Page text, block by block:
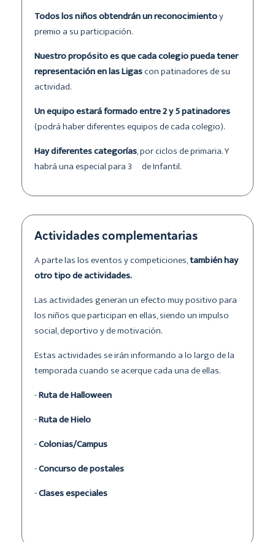
Todos los niños obtendrán un reconocimientoy
premio a su participación.
Nuestro propósito es que cada colegio pueda tener
representación en las Ligascon patinadores de su
actividad.
Un equipo estará formado entre 2 y 5 patinadores
(podrá haber diferentes equipos de cada colegio).
Hay diferentes categorías, por ciclos de primaria. Y
habrá una especial para 3º de Infantil.
Actividades complementarias
A parte las los eventos y competiciones,también hay
otro tipo de actividades.
Las actividades generan un efecto muy positivo para
los niños que participan en ellas, siendo un impulso
social, deportivo y de motivación.
Estas actividades se irán informando a lo largo de la
temporada cuando se acerque cada una de ellas.
-Ruta de Halloween
-Ruta de Hielo
-Colonias/Campus
-Concurso de postales
-Clases especiales